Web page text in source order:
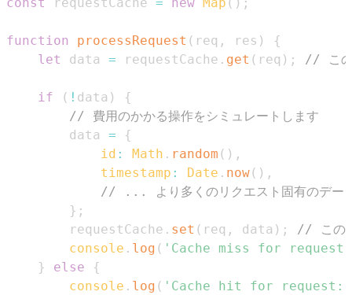
function processRequest ( req , res )
{
let
data = requestCache . get ( req ) ; // この
if ( ! data )
{
// 費用のかかる操作をシミュレートします
        data
=
{
id : Math . random ( ) ,
timestamp : Date . now( ) ,
// ... より多くのリクエスト固有のデー
} ;
        requestCache
. set ( req , data ) ;
// この
console . log ( 'Cache miss for
}
else
{
console . log ( 'Cache hit for request:'